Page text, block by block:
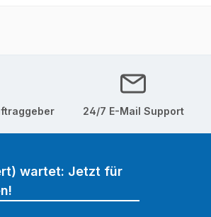
24/7 E-Mail Support
wartet: Jetzt für